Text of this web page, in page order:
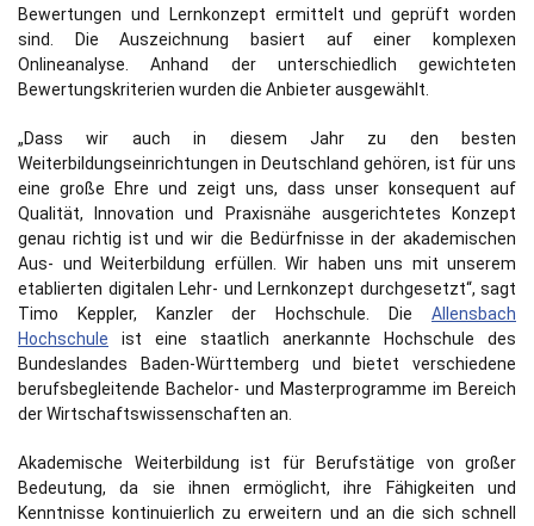
Bewertungen und Lernkonzept ermittelt und geprüft worden
sind. Die Auszeichnung basiert auf einer komplexen
Onlineanalyse. Anhand der unterschiedlich gewichteten
Bewertungskriterien wurden die Anbieter ausgewählt.
„Dass wir auch in diesem Jahr zu den besten
Weiterbildungseinrichtungen in Deutschland gehören, ist für uns
eine große Ehre und zeigt uns, dass unser konsequent auf
Qualität, Innovation und Praxisnähe ausgerichtetes Konzept
genau richtig ist und wir die Bedürfnisse in der akademischen
Aus- und Weiterbildung erfüllen. Wir haben uns mit unserem
etablierten digitalen Lehr- und Lernkonzept durchgesetzt“, sagt
Timo Keppler, Kanzler der Hochschule. Die Allensbach
Hochschule ist eine staatlich anerkannte Hochschule des
Bundeslandes Baden-Württemberg und bietet verschiedene
berufsbegleitende Bachelor- und Masterprogramme im Bereich
der Wirtschaftswissenschaften an.
Akademische Weiterbildung ist für Berufstätige von großer
Bedeutung, da sie ihnen ermöglicht, ihre Fähigkeiten und
Kenntnisse kontinuierlich zu erweitern und an die sich schnell